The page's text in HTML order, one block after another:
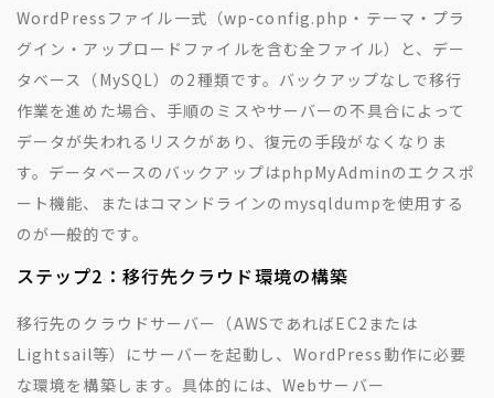
WordPressファイル一式（wp-config.php・テーマ・プラ
グイン・アップロードファイルを含む全ファイル）と、デー
タベース（MySQL）の2種類です。バックアップなしで移行
作業を進めた場合、手順のミスやサーバーの不具合によって
データが失われるリスクがあり、復元の手段がなくなりま
す。データベースのバックアップはphpMyAdminのエクスポ
ート機能、またはコマンドラインのmysqldumpを使用する
のが一般的です。
ステップ2：移行先クラウド環境の構築
移行先のクラウドサーバー（AWSであればEC2または
Lightsail等）にサーバーを起動し、WordPress動作に必要
な環境を構築します。具体的には、Webサーバー